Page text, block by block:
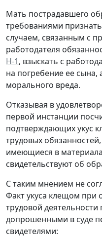
Мать пострадавшего
требованиями
случаем, связанным с
работодателя
Н-1, взыскать с
на погребение ее
морального вреда.
Отказывая в
первой инстанции
подтверждающих укус
трудовых
имеющиеся в
свидетельствуют об
С таким мнением не
Факт укуса клещом при
трудовой
допрошенными в суде
свидетелями: